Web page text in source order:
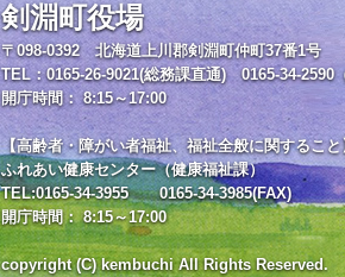
剣淵町役場
〒098-0392 北海道上川郡剣淵町仲町37番1号
TEL：0165-26-9021(総務課直通) 0165-34-2590
開庁時間： 8:15～17:00
【高齢者・障がい者福祉、福祉全般に関すること
ふれあい健康センター（健康福祉課）
TEL:0165-34-3955 0165-34-3985(FAX)
開庁時間： 8:15～17:00
copyright (C) kembuchi All Rights Reserved.